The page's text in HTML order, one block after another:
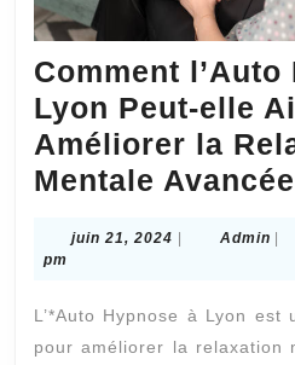
Comment l’Auto
Lyon Peut-elle
Améliorer la
Mentale
juin 21, 2024 juin
| Admin |
pm
L’*Auto Hypnose à Lyon est
pour améliorer la relaxation